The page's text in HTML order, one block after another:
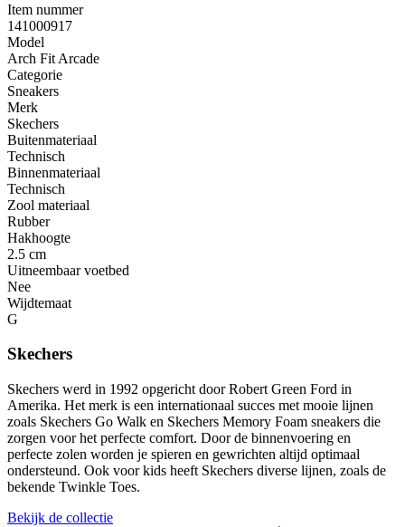
Item nummer
141000917
Model
Arch Fit Arcade
Categorie
Sneakers
Merk
Skechers
Buitenmateriaal
Technisch
Binnenmateriaal
Technisch
Zool materiaal
Rubber
Hakhoogte
2.5 cm
Uitneembaar voetbed
Nee
Wijdtemaat
G
Skechers
Skechers werd in 1992 opgericht door Robert Green Ford in
Amerika. Het merk is een internationaal succes met mooie lijnen
zoals Skechers Go Walk en Skechers Memory Foam sneakers die
zorgen voor het perfecte comfort. Door de binnenvoering en
perfecte zolen worden je spieren en gewrichten altijd optimaal
ondersteund. Ook voor kids heeft Skechers diverse lijnen, zoals de
bekende Twinkle Toes.
Bekijk de collectie